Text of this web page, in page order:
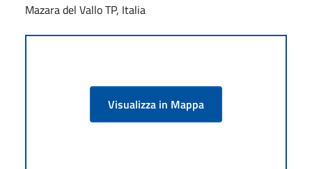
Mazara del Vallo TP, Italia
Visualizza in Mappa